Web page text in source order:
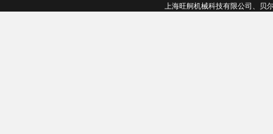
上海旺舸机械科技有限公司、贝